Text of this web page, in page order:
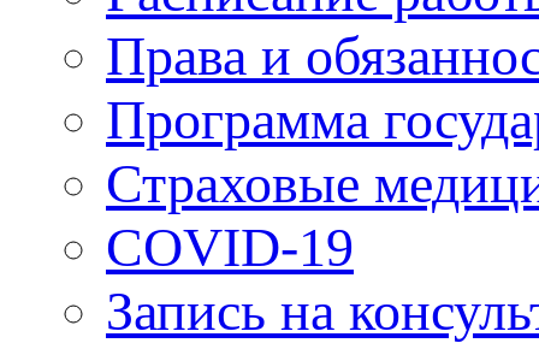
Права и
Программа
Страховые
COVID-19
Запись на